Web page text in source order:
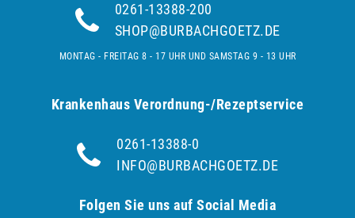
0261-13388-200
SHOP@BURBACHGOETZ.DE
MONTAG - FREITAG 8 - 17 UHR UND SAMSTAG 9 - 13 UHR
Krankenhaus Verordnung-/Rezeptservice
0261-13388-0
INFO@BURBACHGOETZ.DE
Folgen Sie uns auf Social Media